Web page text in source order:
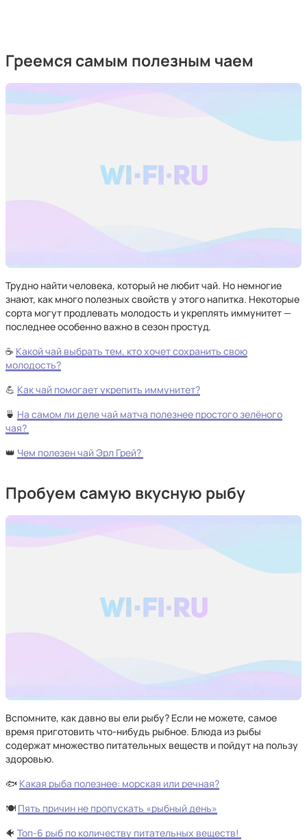
Греемся самым полезным чаем
Трудно найти человека, который не любит чай. Но немногие
знают, как много полезных свойств у этого напитка. Некоторые
сорта могут продлевать молодость и укреплять иммунитет —
последнее особенно важно в сезон простуд.
☕ Какой чай выбрать тем, кто хочет сохранить свою
молодость?
💪 Как чай помогает укрепить иммунитет?
🍵 На самом ли деле чай матча полезнее простого зелёного
чая?
👑 Чем полезен чай Эрл Грей?
Пробуем самую вкусную рыбу
Вспомните, как давно вы ели рыбу? Если не можете, самое
время приготовить что-нибудь рыбное. Блюда из рыбы
содержат множество питательных веществ и пойдут на пользу
здоровью.
🐟 Какая рыба полезнее: морская или речная?
🍽️ Пять причин не пропускать «рыбный день»
🐠 Топ-6 рыб по количеству питательных веществ!